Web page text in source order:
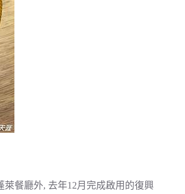
餐廳外, 去年12月完成啟用的復興